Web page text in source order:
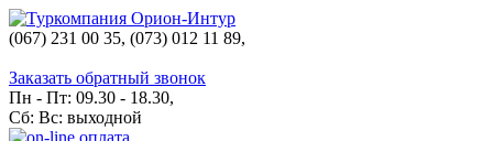
(067) 231 00 35, (073) 012 11 89,
Заказать обратный звонок
Пн - Пт: 09.30 - 18.30,
Сб: Вс: выходной